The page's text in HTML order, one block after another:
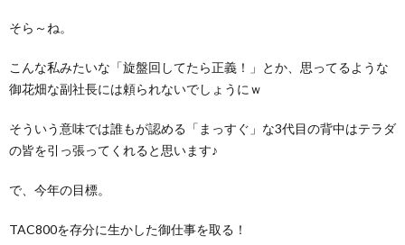
そら～ね。
こんな私みたいな「旋盤回してたら正義！」とか、思ってるような
御花畑な副社長には頼られないでしょうにｗ
そういう意味では誰もが認める「まっすぐ」な3代目の背中はテラダ
の皆を引っ張ってくれると思います♪
で、今年の目標。
TAC800を存分に生かした御仕事を取る！